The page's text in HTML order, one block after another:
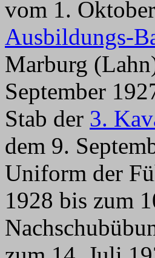
vom 1.
Ausbildungs-
Marburg
September
Stab der 3.
dem 9.
Uniform der
1928 bis zum